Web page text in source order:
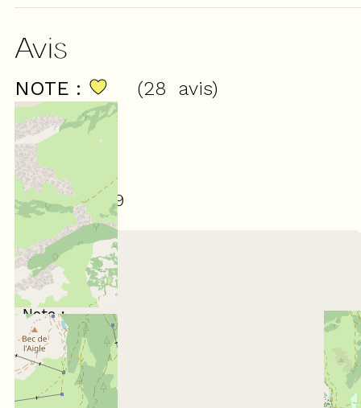
Avis
NOTE :
4,89
/ 5
(28 avis)
Février 2026
Mayalen
35 à 44 ans
En famille
Note :